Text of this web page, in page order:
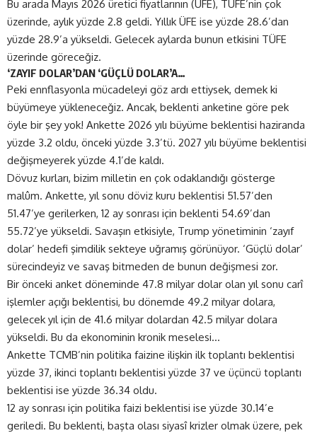
Bu arada Mayıs 2026 üretici fiyatlarının (ÜFE), TÜFE’nin çok
üzerinde, aylık yüzde 2.8 geldi. Yıllık ÜFE ise yüzde 28.6’dan
yüzde 28.9’a yükseldi. Gelecek aylarda bunun etkisini TÜFE
üzerinde göreceğiz.
‘ZAYIF DOLAR’DAN ‘GÜÇLÜ DOLAR’A…
Peki ennflasyonla mücadeleyi göz ardı ettiysek, demek ki
büyümeye yükleneceğiz. Ancak, beklenti anketine göre pek
öyle bir şey yok! Ankette 2026 yılı büyüme beklentisi haziranda
yüzde 3.2 oldu, önceki yüzde 3.3’tü. 2027 yılı büyüme beklentisi
değişmeyerek yüzde 4.1’de kaldı.
Dövuz kurları, bizim milletin en çok odaklandığı gösterge
malûm. Ankette, yıl sonu döviz kuru beklentisi 51.57’den
51.47’ye gerilerken, 12 ay sonrası için beklenti 54.69’dan
55.72’ye yükseldi. Savaşın etkisiyle, Trump yönetiminin ‘zayıf
dolar’ hedefi şimdilik sekteye uğramış görünüyor. ‘Güçlü dolar’
sürecindeyiz ve savaş bitmeden de bunun değişmesi zor.
Bir önceki anket döneminde 47.8 milyar dolar olan yıl sonu carî
işlemler açığı beklentisi, bu dönemde 49.2 milyar dolara,
gelecek yıl için de 41.6 milyar dolardan 42.5 milyar dolara
yükseldi. Bu da ekonominin kronik meselesi…
Ankette TCMB’nin politika faizine ilişkin ilk toplantı beklentisi
yüzde 37, ikinci toplantı beklentisi yüzde 37 ve üçüncü toplantı
beklentisi ise yüzde 36.34 oldu.
12 ay sonrası için politika faizi beklentisi ise yüzde 30.14’e
geriledi. Bu beklenti, başta olası siyasî krizler olmak üzere, pek